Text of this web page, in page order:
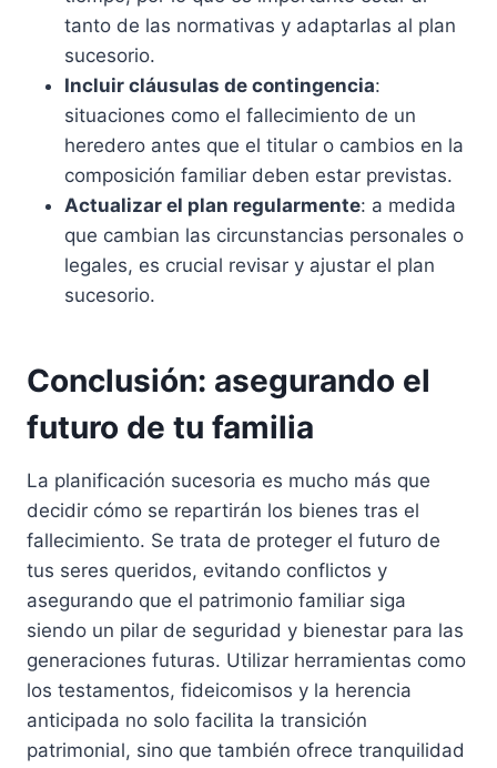
tanto de las normativas y adaptarlas al plan
sucesorio.
Incluir cláusulas de contingencia:
situaciones como el fallecimiento de un
heredero antes que el titular o cambios en la
composición familiar deben estar previstas.
Actualizar el plan regularmente: a medida
que cambian las circunstancias personales o
legales, es crucial revisar y ajustar el plan
sucesorio.
Conclusión: asegurando el
futuro de tu familia
La planificación sucesoria es mucho más que
decidir cómo se repartirán los bienes tras el
fallecimiento. Se trata de proteger el futuro de
tus seres queridos, evitando conflictos y
asegurando que el patrimonio familiar siga
siendo un pilar de seguridad y bienestar para las
generaciones futuras. Utilizar herramientas como
los testamentos, fideicomisos y la herencia
anticipada no solo facilita la transición
patrimonial, sino que también ofrece tranquilidad